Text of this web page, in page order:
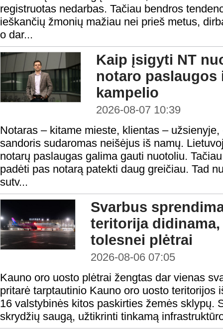
registruotas nedarbas. Tačiau bendros
ieškančių žmonių mažiau nei prieš metus,
o dar...
Kaip įsigyti NT
notaro
kampelio
2026-08-07 10:39
Notaras – kitame mieste, klientas –
sandoris sudaromas neišėjus iš namų.
notarų paslaugas galima gauti nuotoliu.
padėti pas notarą patekti daug greičiau. Tad
sutv...
Svarbus
teritorija
tolesnei plėtrai
2026-08-06 07:05
Kauno oro uosto plėtrai žengtas dar vienas
pritarė tarptautinio Kauno oro uosto teritorijos
16 valstybinės kitos paskirties žemės sklypų.
skrydžių saugą, užtikrinti tinkamą